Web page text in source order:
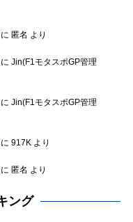
匿名 より
Jin(F1モタスポGP管理
Jin(F1モタスポGP管理
917K より
匿名 より
ング